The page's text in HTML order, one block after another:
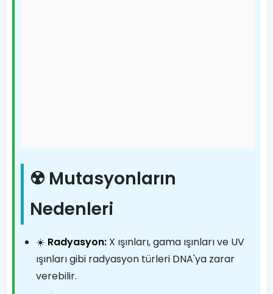
☢️ Mutasyonların
Nedenleri
☀️ Radyasyon: X ışınları, gama ışınları ve UV
ışınları gibi radyasyon türleri DNA'ya zarar
verebilir.